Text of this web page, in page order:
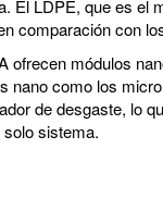
El LDPE, que es el
comparación con
ofrecen módulos
nano como los
de desgaste, lo
sistema.